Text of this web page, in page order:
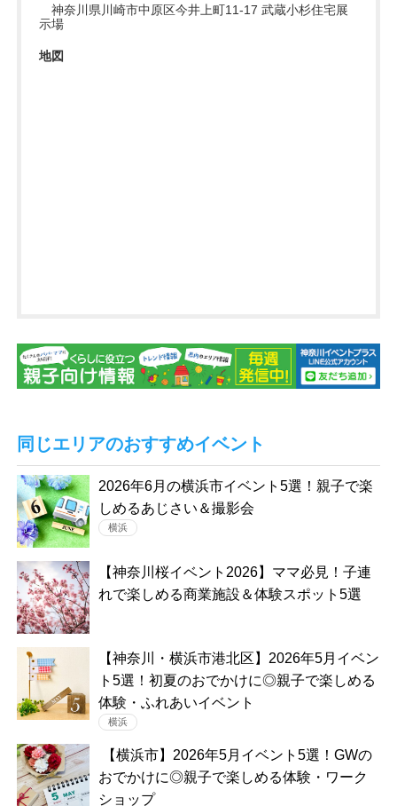
神奈川県川崎市中原区今井上町11-17 武蔵小杉住宅展
示場
地図
同じエリアのおすすめイベント
2026年6月の横浜市イベント5選！親子で楽
しめるあじさい＆撮影会
横浜
【神奈川桜イベント2026】ママ必見！子連
れで楽しめる商業施設＆体験スポット5選
【神奈川・横浜市港北区】2026年5月イベン
ト5選！初夏のおでかけに◎親子で楽しめる
体験・ふれあいイベント
横浜
【横浜市】2026年5月イベント5選！GWの
おでかけに◎親子で楽しめる体験・ワーク
ショップ